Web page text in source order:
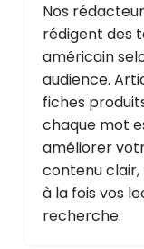
Nos
rédigent des
américain
audience.
fiches
chaque mot
améliorer
contenu
à la fois vos
recherche.